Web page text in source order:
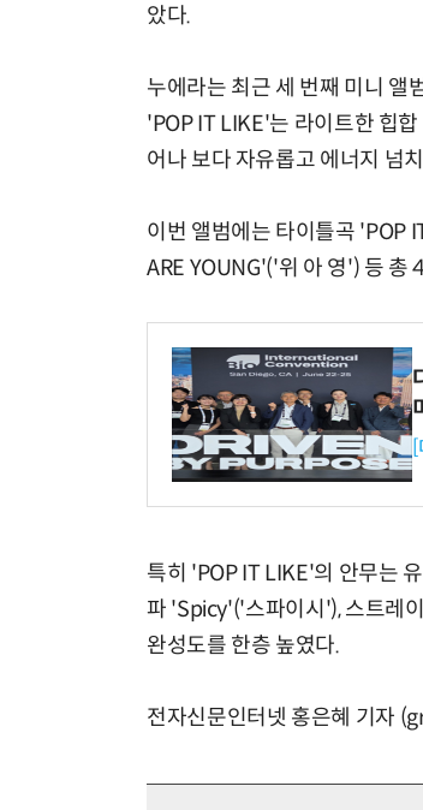
았다.
누에라는 최근 세 번째 미니 앨
'POP IT LIKE'는 라이트한 힙
어나 보다 자유롭고 에너지 넘
이번 앨범에는 타이틀곡 'POP
ARE YOUNG'('위 아 영') 등 총
특히 'POP IT LIKE'의 안무는
파 'Spicy'('스파이시'), 스트레
완성도를 한층 높였다.
전자신문인터넷 홍은혜 기자